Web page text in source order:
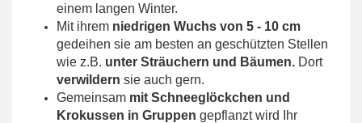
einem langen Winter.
Mit ihrem niedrigen Wuchs von 5 - 10 cm
gedeihen sie am besten an geschützten Stellen
wie z.B. unter Sträuchern und Bäumen. Dort
verwildern sie auch gern.
Gemeinsam mit Schneeglöckchen und
Krokussen in Gruppen gepflanzt wird Ihr